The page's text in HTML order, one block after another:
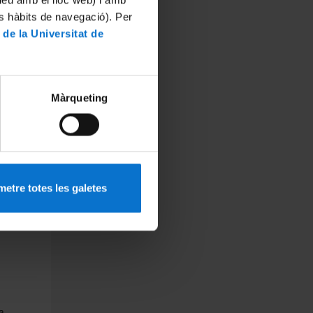
hàbits de navegació). Per
la Universitat de
Màrqueting
totes les galetes